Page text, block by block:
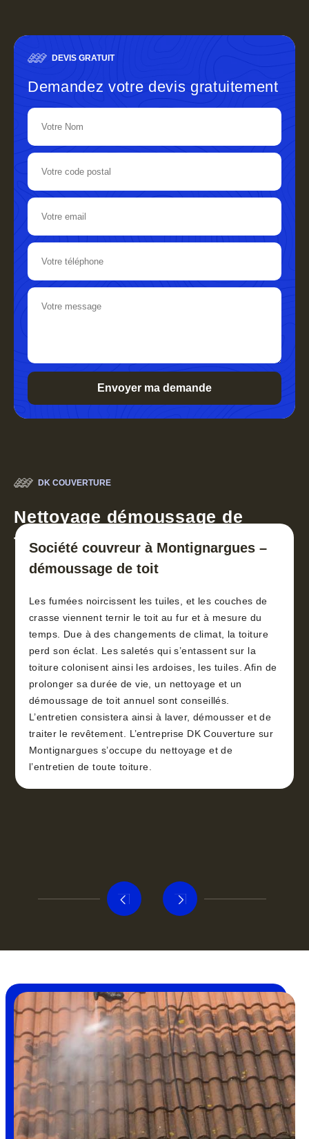
DEVIS GRATUIT
Demandez votre devis gratuitement
DK COUVERTURE
Nettoyage démoussage de
toiture 30
Société couvreur à Montignargues –
démoussage de toit
Les fumées noircissent les tuiles, et les couches de
crasse viennent ternir le toit au fur et à mesure du
temps. Due à des changements de climat, la toiture
perd son éclat. Les saletés qui s’entassent sur la
toiture colonisent ainsi les ardoises, les tuiles. Afin de
prolonger sa durée de vie, un nettoyage et un
démoussage de toit annuel sont conseillés.
L’entretien consistera ainsi à laver, démousser et de
traiter le revêtement. L’entreprise DK Couverture sur
Montignargues s’occupe du nettoyage et de
l’entretien de toute toiture.